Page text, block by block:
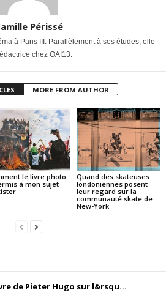
Périssé
à Paris III. Parallèlement à ses études, elle
chez OAI13.
MORE FROM AUTHOR
le livre photo
à mon sujet
Quand des skateuses
londoniennes posent
leur regard sur la
communauté skate de
New-York
de Pieter Hugo sur l&rsqu...